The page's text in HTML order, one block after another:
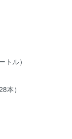
ル）
本）